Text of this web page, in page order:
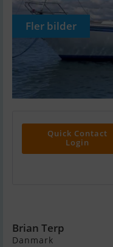
Fler bilder
Quick Contact
Login
Brian Terp
Danmark